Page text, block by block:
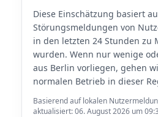
Diese Einschätzung basiert
Störungsmeldungen von
in den letzten 24 Stunden zu
wurden. Wenn nur wenige
aus Berlin vorliegen, gehen
normalen Betrieb in dieser
Basierend auf lokalen
aktualisiert: 06. August 2026 um